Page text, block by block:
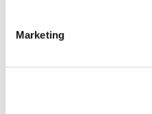
Marketing
Država